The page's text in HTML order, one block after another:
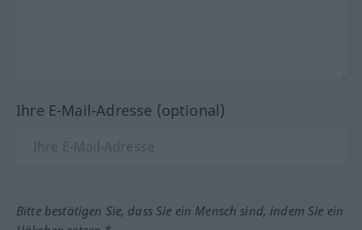
Ihre E-Mail-Adresse (optional)
Bitte bestätigen Sie, dass Sie ein Mensch sind, indem Sie ein